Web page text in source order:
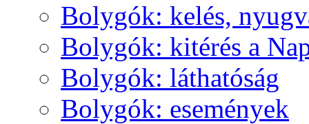
Boly­gók: ke­lés,
Boly­gók: ki­té­rés a
Boly­gók: lát­ha­tó­ság
Boly­gók: ese­mé­nyek